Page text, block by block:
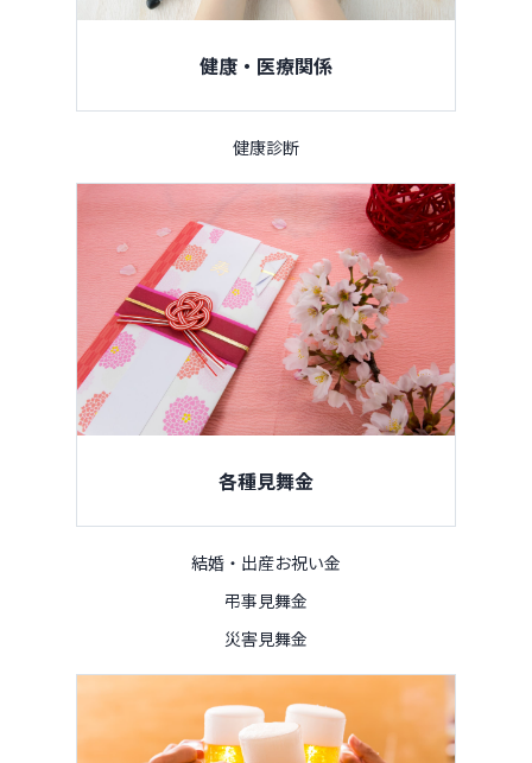
健康・医療関係
健康診断
各種見舞金
結婚・出産お祝い金
弔事見舞金
災害見舞金